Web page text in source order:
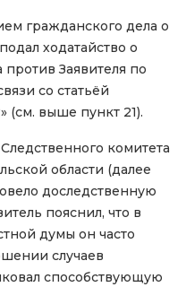
гражданского дела о
ходатайство о
Заявителя по
со статьёй
(см. выше пункт 21).
комитета
области (далее
доследственную
пояснил, что в
думы он часто
случаев
способствующую